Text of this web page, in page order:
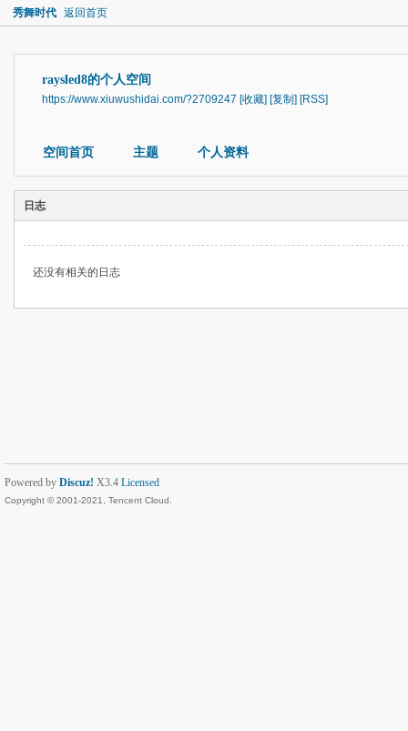
秀舞时代 返回首页
raysled8的个人空间
https://www.xiuwushidai.com/?2709247 [收藏] [复制] [RSS]
空间首页 主题 个人资料
日志
还没有相关的日志
Powered by Discuz! X3.4 Licensed
Copyright © 2001-2021, Tencent Cloud.